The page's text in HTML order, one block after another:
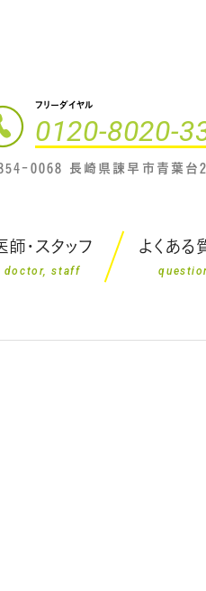
フリーダイヤル
0120-8020-
0068 長崎県諫早市青葉台
師・スタッフ
doctor, staff
よくある